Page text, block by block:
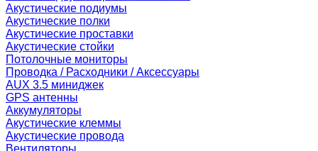
Акустические подиумы
Акустические полки
Акустические проставки
Акустические стойки
Потолочные мониторы
Проводка / Расходники / Аксессуары
AUX 3.5 миниджек
GPS антенны
Аккумуляторы
Акустические клеммы
Акустические провода
Вентиляторы